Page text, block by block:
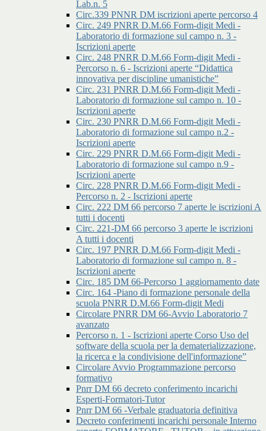
Lab.n. 5
Circ.339 PNNR DM iscrizioni aperte percorso 4
Circ. 249 PNRR D.M.66 Form-digit Medi -
Laboratorio di formazione sul campo n. 3 -
Iscrizioni aperte
Circ. 248 PNRR D.M.66 Form-digit Medi -
Percorso n. 6 - Iscrizioni aperte “Didattica
innovativa per discipline umanistiche”
Circ. 231 PNRR D.M.66 Form-digit Medi -
Laboratorio di formazione sul campo n. 10 -
Iscrizioni aperte
Circ. 230 PNRR D.M.66 Form-digit Medi -
Laboratorio di formazione sul campo n.2 -
Iscrizioni aperte
Circ. 229 PNRR D.M.66 Form-digit Medi -
Laboratorio di formazione sul campo n.9 -
Iscrizioni aperte
Circ. 228 PNRR D.M.66 Form-digit Medi -
Percorso n. 2 - Iscrizioni aperte
Circ. 222 DM 66 percorso 7 aperte le iscrizioni A
tutti i docenti
Circ. 221-DM 66 percorso 3 aperte le iscrizioni
A tutti i docenti
Circ. 197 PNRR D.M.66 Form-digit Medi -
Laboratorio di formazione sul campo n. 8 -
Iscrizioni aperte
Circ. 185 DM 66-Percorso 1 aggiornamento date
Circ. 164 -Piano di formazione personale della
scuola PNRR D.M.66 Form-digit Medi
Circolare PNRR DM 66-Avvio Laboratorio 7
avanzato
Percorso n. 1 - Iscrizioni aperte Corso Uso del
software della scuola per la dematerializzazione,
la ricerca e la condivisione dell'informazione”
Circolare Avvio Programmazione percorso
formativo
Pnrr DM 66 decreto conferimento incarichi
Esperti-Formatori-Tutor
Pnrr DM 66 -Verbale graduatoria definitiva
Decreto conferimenti incarichi personale Interno